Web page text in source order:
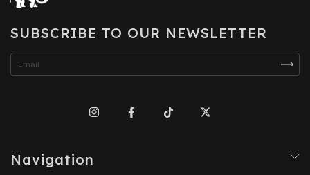
SUBSCRIBE TO OUR NEWSLETTER
Navigation